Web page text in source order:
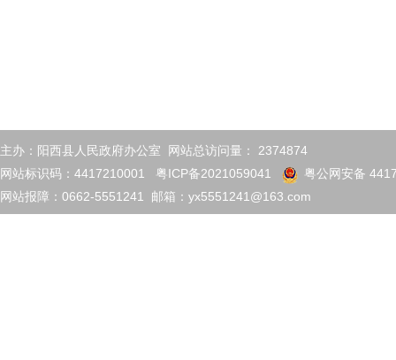
主办：阳西县人民政府办公室 网站总访问量： 2374874
网站标识码：4417210001 粤ICP备2021059041
粤公网安备
网站报障：0662-5551241 邮箱：yx5551241@163.com